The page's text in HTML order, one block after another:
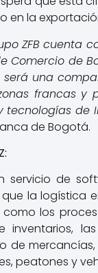
en la
ZFB cuenta
Comercio de
será una
francas y
tecnologías de
de Bogotá.
servicio de
la logística
los
inventarios,
de
peatones y